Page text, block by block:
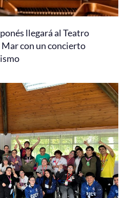
llegará al Teatro
con un concierto